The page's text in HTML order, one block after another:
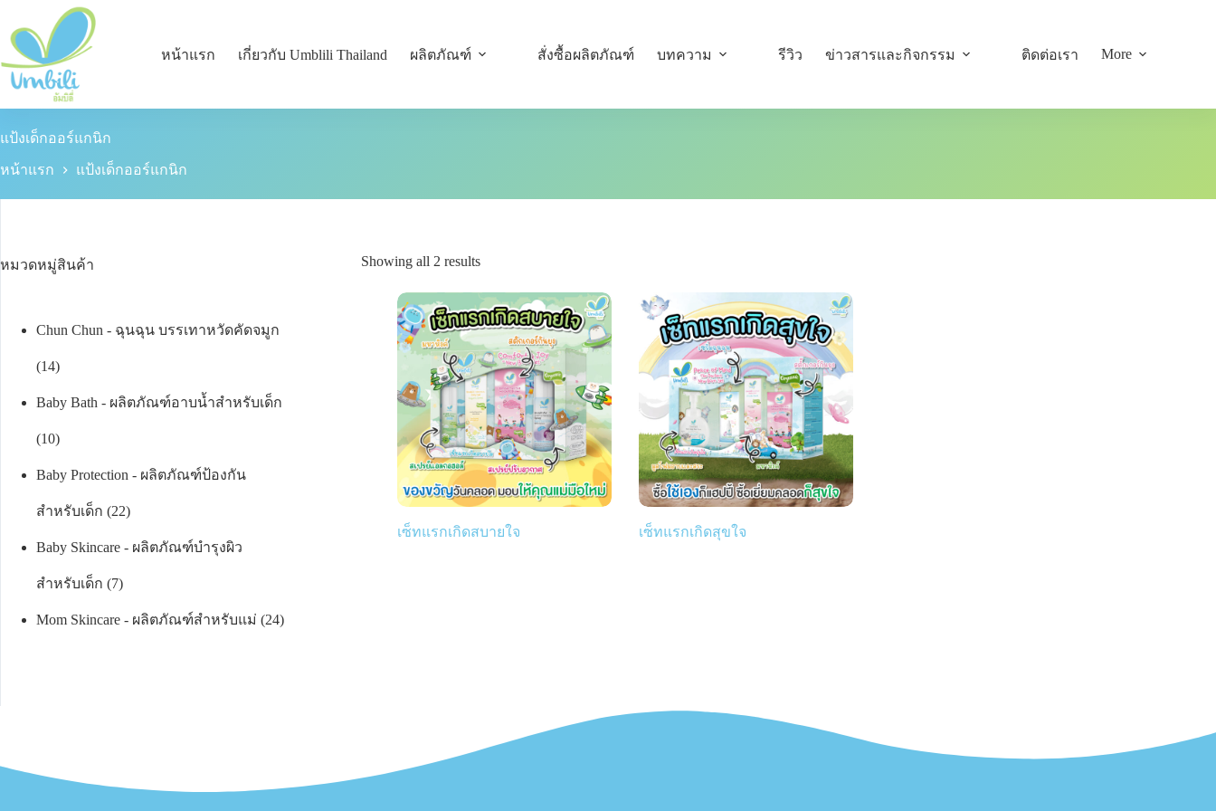
หน้าแรก เกี่ยวกับ Umblili Thailand ผลิตภัณฑ์ สั่งซื้อผลิตภัณฑ์ บทความ รีวิว ข่าวสารและกิจกรรม ติดต่อเรา More
แป้งเด็กออร์แกนิก
หน้าแรก แป้งเด็กออร์แกนิก
Showing all 2 results
เซ็ทแรกเกิดสบายใจ เซ็ทแรกเกิดสุขใจ
หมวดหมู่สินค้า
Chun Chun - ฉุนฉุน บรรเทาหวัดคัดจมูก
14
Baby Bath - ผลิตภัณฑ์อาบน้ำสำหรับเด็ก
10
Baby Protection - ผลิตภัณฑ์ป้องกัน
สำหรับเด็ก 22
Baby Skincare - ผลิตภัณฑ์บำรุงผิว
สำหรับเด็ก 7
Mom Skincare - ผลิตภัณฑ์สำหรับแม่ 24